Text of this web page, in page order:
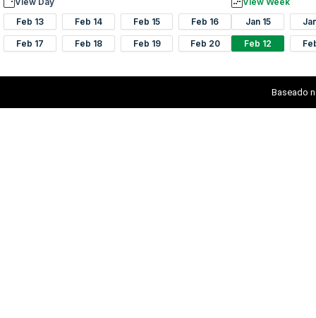
Feb 13
Feb 14 Feb 15 Feb 16
Feb 17 Feb 18 Feb 19 Feb 20
Jan 15
Feb 12
Baseado